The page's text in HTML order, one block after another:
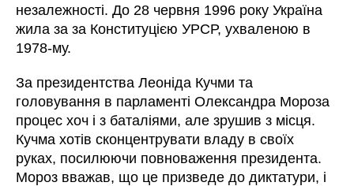
незалежності. До 28 червня 1996 року Україна
жила за за Конституцією УРСР, ухваленою в
1978-му.
За президентства Леоніда Кучми та
головування в парламенті Олександра Мороза
процес хоч і з баталіями, але зрушив з місця.
Кучма хотів сконцентрувати владу в своїх
руках, посилюючи повноваження президента.
Мороз вважав, що це призведе до диктатури, і